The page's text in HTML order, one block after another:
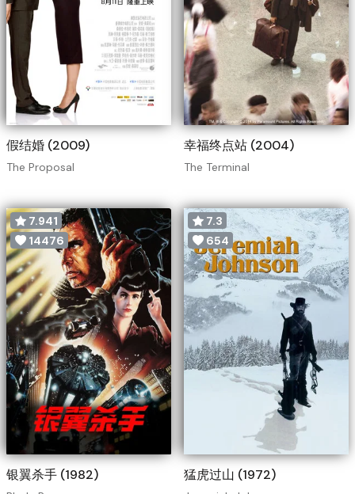
假结婚 (2009)
The Proposal
幸福终点站 (2004)
The Terminal
7.941
14476
银翼杀手 (1982)
7.3
654
猛虎过山 (1972)